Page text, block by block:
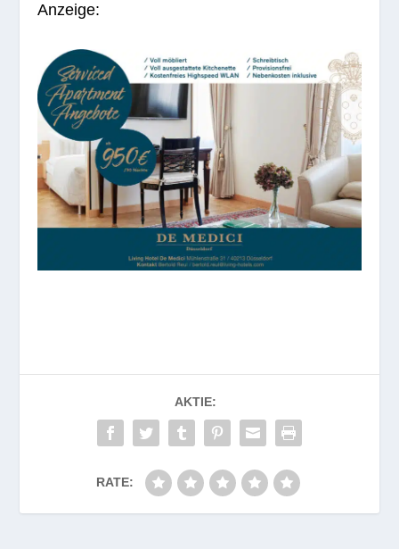
Anzeige:
AKTIE:
RATE: